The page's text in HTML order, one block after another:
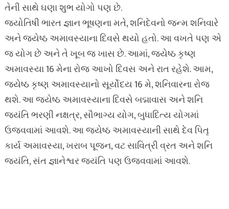
તેની સાથે ઘણા શુભ યોગો પણ છે.
જ્યોતિષી ભારત જ્ઞાન ભૂષણના મતે, શનિદેવનો જન્મ શનિવારે
અને જ્યેષ્ઠ અમાવસ્યાના દિવસે થયો હતો. આ વખતે પણ એ
જ યોગ છે અને તે ખૂબ જ ખાસ છે. આમાં, જ્યેષ્ઠ કૃષ્ણ
અમાવસ્યા 16 મેના રોજ આખો દિવસ અને રાત રહેશે. આમ,
જ્યેષ્ઠ કૃષ્ણ અમાવસ્યાનો સૂર્યોદય 16 મે, શનિવારના રોજ
થશે. આ જ્યેષ્ઠ અમાવસ્યાના દિવસે બદ્માવાસ અને શનિ
જયંતિ ભરણી નક્ષત્ર, સૌભાગ્ય યોગ, બુધાદિત્ય યોગમાં
ઉજવવામાં આવશે. આ જ્યેષ્ઠ અમાવસ્યાની સાથે દેવ પિતૃ
કાર્ય અમાવસ્યા, ખરાબ પૂજન, વટ સાવિત્રી વ્રત અને શનિ
જયંતિ, સંત જ્ઞાનેશ્વર જયંતિ પણ ઉજવવામાં આવશે.